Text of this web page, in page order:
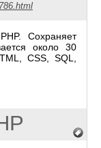
Сохраняет
около 30
CSS, SQL,